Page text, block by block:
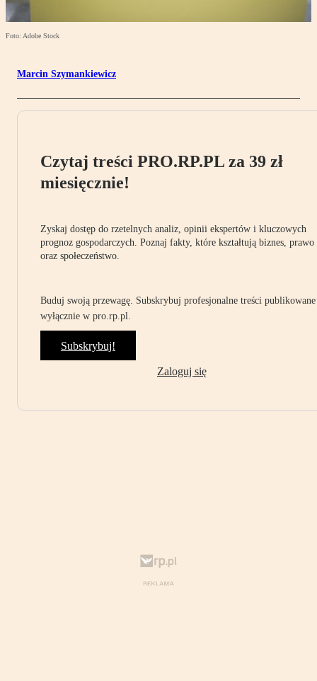
Foto: Adobe Stock
Marcin Szymankiewicz
Czytaj treści PRO.RP.PL za 39 zł
miesięcznie!
Zyskaj dostęp do rzetelnych analiz, opinii ekspertów i kluczowych
prognoz gospodarczych. Poznaj fakty, które kształtują biznes, prawo
oraz społeczeństwo.
Buduj swoją przewagę. Subskrybuj profesjonalne treści publikowane
wyłącznie w pro.rp.pl.
Subskrybuj!
Zaloguj się